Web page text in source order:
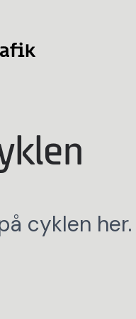
cyklen her.